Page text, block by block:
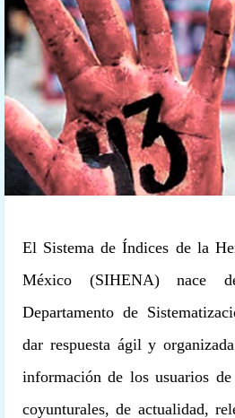
El Sistema de Índices de la
México (SIHENA) nace
Departamento de
dar respuesta ágil y
información de los usuarios
coyunturales, de actualidad,